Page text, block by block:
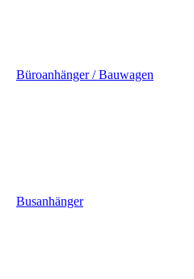
Büroanhänger / Bauwagen
Busanhänger